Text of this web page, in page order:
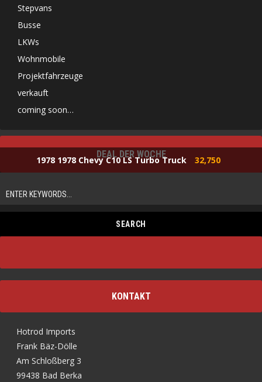
Stepvans
Busse
LKWs
Wohnmobile
Projektfahrzeuge
verkauft
coming soon…
DEAL DER WOCHE
1978 1978 Chevy C10 LS Turbo Truck 32,750
KONTAKT
Hotrod Imports
Frank Bäz-Dölle
Am Schloßberg 3
99438 Bad Berka